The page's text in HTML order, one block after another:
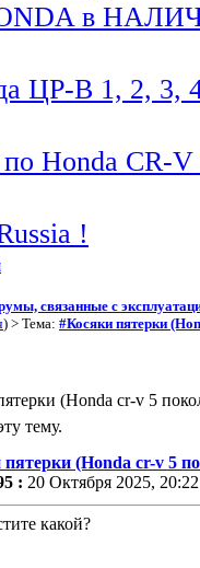
в
ЦР-В 1, 2, 3,
Honda CR-
!
связанные с
) > Тема: #Косяки пятерки
(Honda cr-v 5
тему.
(Honda cr-v 5
: 20 Октября 2025,
какой?